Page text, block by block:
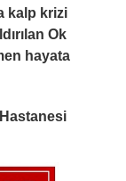
kalp krizi
Ok
hayata